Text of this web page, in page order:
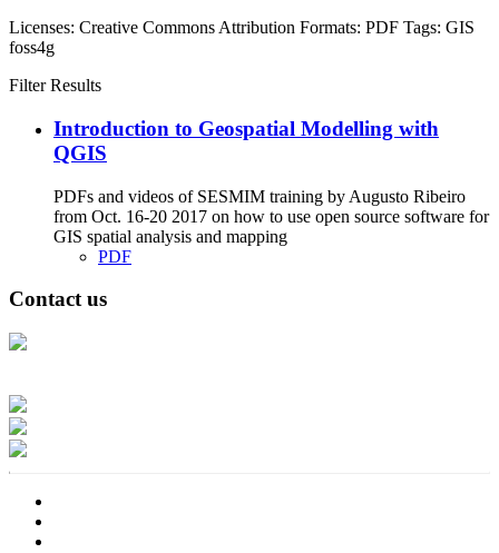
Licenses: Creative Commons Attribution Formats: PDF Tags: GIS
foss4g
Filter Results
Introduction to Geospatial Modelling with
QGIS
PDFs and videos of SESMIM training by Augusto Ribeiro
from Oct. 16-20 2017 on how to use open source software for
GIS spatial analysis and mapping
PDF
Contact us